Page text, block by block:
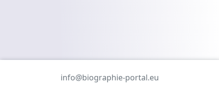
info@biographie-portal.eu